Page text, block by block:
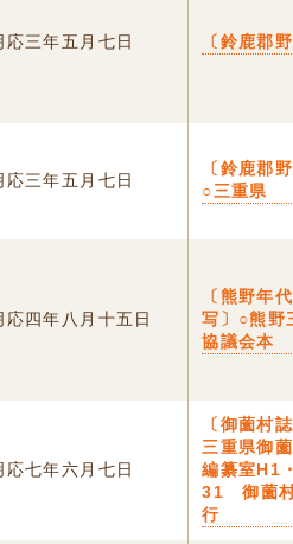
応三年五月七日 〔鈴鹿郡
応三年五月七日
〔鈴鹿郡
○三重県
応四年八月十五日
〔熊野年
写〕○熊野
協議会本
応七年六月七日
〔御薗村
三重県御
編纂室H1
31 御薗
行